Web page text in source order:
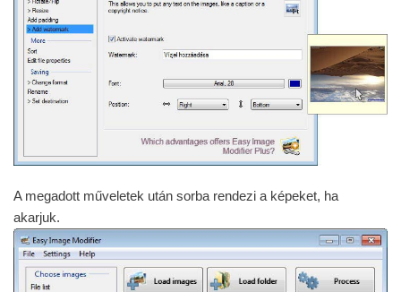
A megadott műveletek után sorba rendezi a képeket, ha
akarjuk.